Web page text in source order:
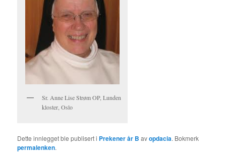
Sr. Anne Lise Strøm OP, Lunden
kloster, Oslo
Dette innlegget ble publisert i Prekener år B avopdacia. Bokmerk
permalenken.